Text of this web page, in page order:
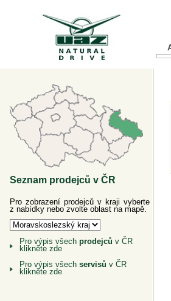
Seznam prodejců v ČR
Pro zobrazení prodejců v kraji vyberte
z nabídky nebo zvolte oblast na mapě.
Pro výpis všech prodejců v ČR
klikněte zde
Pro výpis všech servisů v ČR
klikněte zde